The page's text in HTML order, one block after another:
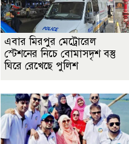
এবার মিরপুর মেট্রোরেল
স্টেশনের নিচে বোমাসদৃশ বস্তু
ঘিরে রেখেছে পুলিশ